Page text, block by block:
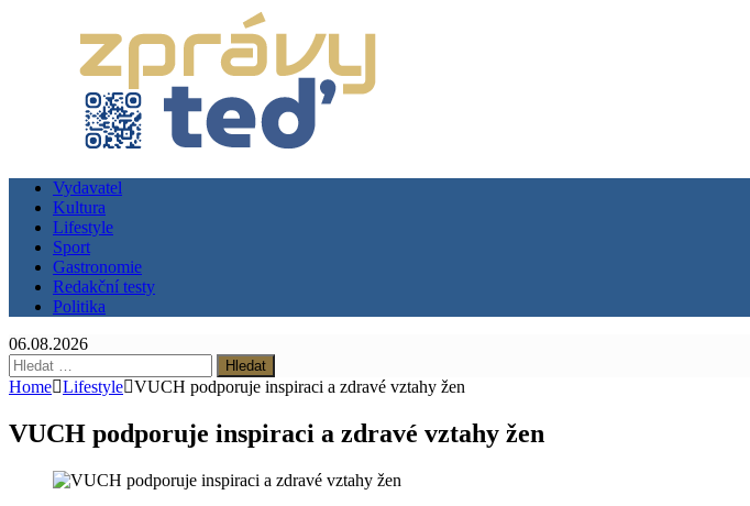
Vydavatel
Kultura
Lifestyle
Sport
Gastronomie
Redakční testy
Politika
06.08.2026
Vyhledávání
Home Lifestyle VUCH podporuje inspiraci a zdravé vztahy žen
VUCH podporuje inspiraci a zdravé vztahy žen